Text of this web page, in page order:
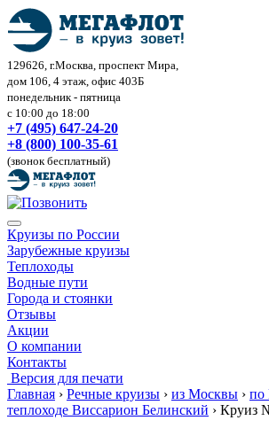
129626, г.Москва, проспект Мира,
дом 106, 4 этаж, офис 403Б
понедельник - пятница
с 10:00 до 18:00
+7 (495) 647-24-20
+8 (800) 100-35-61
(звонок бесплатный)
Круизы по России
Зарубежные круизы
Теплоходы
Водные пути
Города и стоянки
Отзывы
Акции
О компании
Контакты
Версия для печати
Главная › Речные круизы › из Москвы › по
теплоходе Виссарион Белинский › Круиз